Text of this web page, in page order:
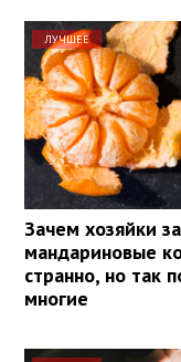
ЛУЧШЕЕ
Зачем хозяйки
мандариновые
странно, но так
многие